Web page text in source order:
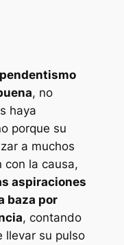
, no
haya
porque su
a muchos
con la causa,
aspiraciones
baza por
, contando
llevar su pulso